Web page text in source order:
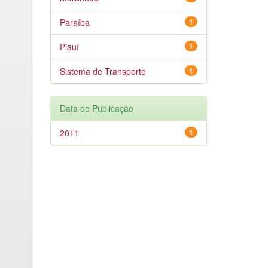
1
Paraíba
1
Piauí
1
Sistema de Transporte
Data de Publicação
1
2011